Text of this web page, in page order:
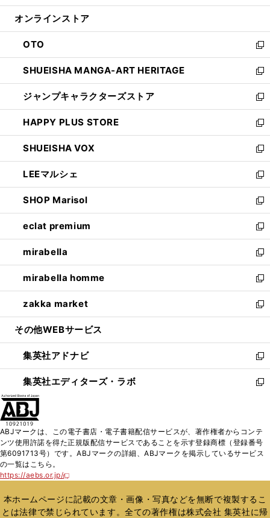
開
ン
ウ
で
開
く
ウ
ン
ド
ウ
で
開
く
オンラインストア
OTO
新
し
い
ウ
ィ
ン
ド
ウ
で
開
く
SHUEISHA MANGA-ART HERITAGE
新
し
い
ウ
ィ
ン
ド
ウ
で
開
く
ジャンプキャラクターズストア
新
し
い
ウ
ィ
ン
ド
ウ
で
開
く
HAPPY PLUS STORE
新
し
い
ウ
ィ
ン
ド
ウ
で
開
く
SHUEISHA VOX
新
し
い
ウ
ィ
ン
ド
ウ
で
開
く
LEEマルシェ
新
し
い
ウ
ィ
ン
ド
ウ
で
開
く
SHOP Marisol
新
し
い
ウ
ィ
ン
ド
ウ
で
開
eclat premium
新
し
い
ウ
ィ
ン
ド
ウ
開
く
mirabella
新
し
い
ウ
ィ
ン
ウ
で
開
く
mirabella homme
新
し
い
ウ
ン
ド
ウ
で
zakka market
新
し
ウ
ィ
ン
ド
く
その他WEBサービス
集英社アドナビ
新
し
い
ド
ウ
で
集英社エディターズ・ラボ
新
ィ
ン
開
く
ABJマークは、この電子書店・電子書籍配信サービスが、著作権者からコンテ
ンツ使用許諾を得た正規版配信サービスであることを示す登録商標（登録番号
第6091713号）です。ABJマークの詳細、ABJマークを掲示しているサービス
の一覧はこちら。
https://aebs.or.jp/
新
い
ウ
ィ
本ホームページに記載の文章・画像・写真などを無断で複製するこ
とは法律で禁じられています。全ての著作権は株式会社 集英社に帰